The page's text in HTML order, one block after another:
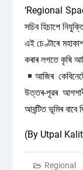
‘Regional
সচিব হিচাপে
এই চেণ্টাৰে
কৰাৰ লগতে কৃষি
আজিৰ
উত্তৰ-পূৱৰ
আবন্টিত ভূমিৰ
(By Utpal
Regional